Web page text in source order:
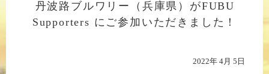
丹波路ブルワリー（兵庫県）がFUBU
Supporters にご参加いただきました！
2022年 4月 5日